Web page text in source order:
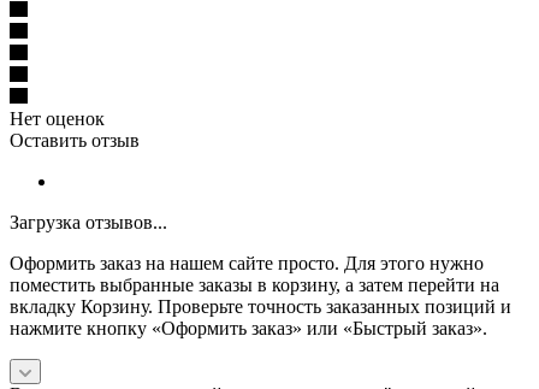
Нет оценок
Оставить отзыв
Загрузка отзывов...
Оформить заказ на нашем сайте просто. Для этого нужно
поместить выбранные заказы в корзину, а затем перейти на
вкладку Корзину. Проверьте точность заказанных позиций и
нажмите кнопку «Оформить заказ» или «Быстрый заказ».